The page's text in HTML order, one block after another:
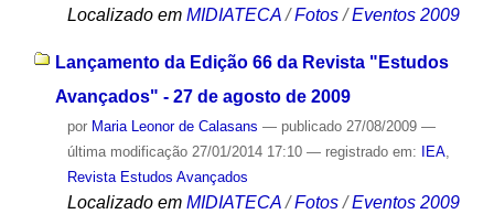
Localizado em MIDIATECA /Fotos /Eventos 2009
Lançamento da Edição 66 da Revista "Estudos
Avançados" - 27 de agosto de 2009
por Maria Leonor de Calasans — publicado27/08/2009 —
última modificação27/01/2014 17:10 — registrado em: IEA,
Revista Estudos Avançados
Localizado em MIDIATECA /Fotos /Eventos 2009